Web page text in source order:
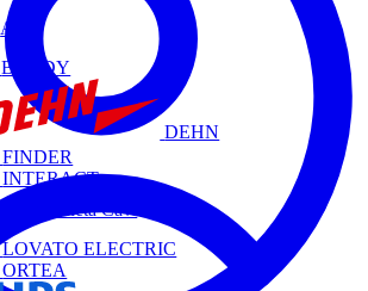
AVE
BRADY
DEHN
FINDER
INTERACT
La Triveneta Cavi
LOVATO ELECTRIC
ORTEA